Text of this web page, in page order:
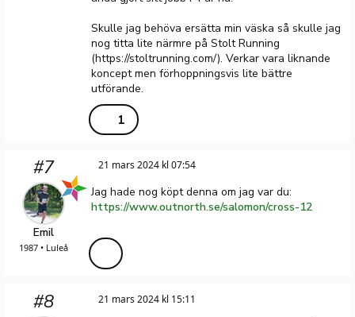
Skulle jag behöva ersätta min väska så skulle jag
nog titta lite närmre på Stolt Running
(https://stoltrunning.com/). Verkar vara liknande
koncept men förhoppningsvis lite bättre
utförande.
1
#7
Emil
1987 • Luleå
21 mars 2024 kl 07:54
Jag hade nog köpt denna om jag var du:
https://www.outnorth.se/salomon/cross-12
#8 21 mars 2024 kl 15:11